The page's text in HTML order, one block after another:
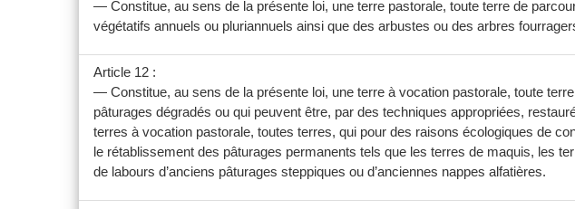
— Constitue, au sens de la présente loi, une terre pastorale, toute terre de
végétatifs annuels ou pluriannuels ainsi que des arbustes ou des arbres
Article 12 :
— Constitue, au sens de la présente loi, une terre à vocation pastorale, toute
pâturages dégradés ou qui peuvent être, par des techniques appropriées,
terres à vocation pastorale, toutes terres, qui pour des raisons écologiques de
le rétablissement des pâturages permanents tels que les terres de maquis, les
de labours d’anciens pâturages steppiques ou d’anciennes nappes alfatières.